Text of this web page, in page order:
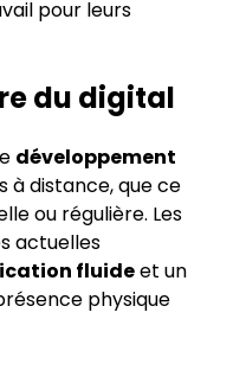
pour leurs
du digital
développement
à distance, que ce
ou régulière. Les
actuelles
fluideet un
physique